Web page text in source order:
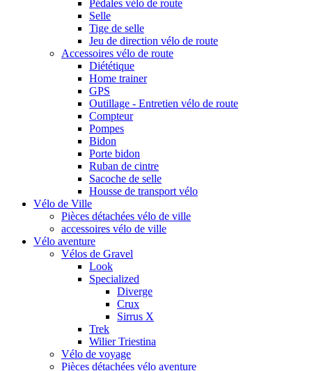
Pédales vélo de route
Selle
Tige de selle
Jeu de direction vélo de route
Accessoires vélo de route
Diététique
Home trainer
GPS
Outillage - Entretien vélo de route
Compteur
Pompes
Bidon
Porte bidon
Ruban de cintre
Sacoche de selle
Housse de transport vélo
Vélo de Ville
Pièces détachées vélo de ville
accessoires vélo de ville
Vélo aventure
Vélos de Gravel
Look
Specialized
Diverge
Crux
Sirrus X
Trek
Wilier Triestina
Vélo de voyage
Pièces détachées vélo aventure